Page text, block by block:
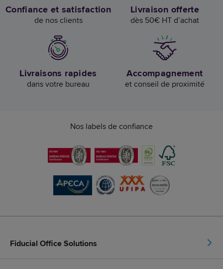
Confiance et satisfaction
de nos clients
Livraison offerte
dès 50€ HT d’achat
Livraisons rapides
dans votre bureau
Accompagnement
et conseil de proximité
Nos labels de confiance
Fiducial Office Solutions